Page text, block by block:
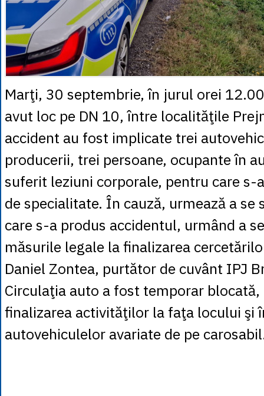
Marţi, 30 septembrie, în jurul orei
avut loc pe DN 10, între localităţile
accident au fost implicate trei
producerii, trei persoane, ocupante în
suferit leziuni corporale, pentru care s-
de specialitate. În cauză, urmează a
care s-a produs accidentul, urmând a
măsurile legale la finalizarea
Daniel Zontea, purtător de cuvânt IPJ
Circulaţia auto a fost temporar blocată,
finalizarea activităţilor la faţa locului şi
autovehiculelor avariate de pe